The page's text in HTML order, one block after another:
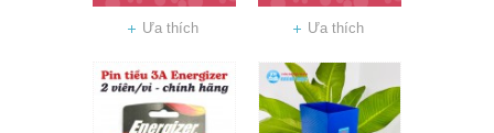
Ưa thích Ưa thích